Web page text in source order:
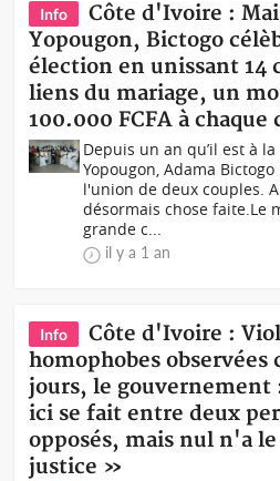
Info
Côte d'Ivoire :
Yopougon, Bictogo
élection en unissant 14
liens du mariage, un
100.000 FCFA à chaque
Depuis un an qu’il est à
Yopougon, Adama
l'union de deux couples.
désormais chose faite.Le
grande c...
il y a 1 an
Info
Côte d'Ivoire :
homophobes observées
jours, le gouvernement
ici se fait entre deux
opposés, mais nul n'a
justice »